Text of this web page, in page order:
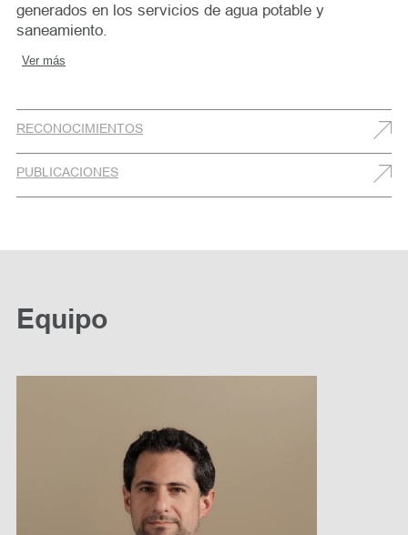
generados en los servicios de agua potable y
saneamiento.
Ver más
RECONOCIMIENTOS
PUBLICACIONES
Equipo